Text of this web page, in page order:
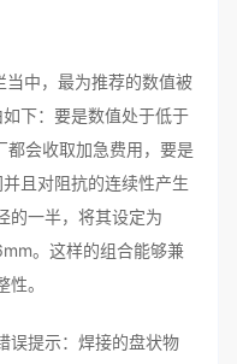
当中，最为推荐的数值被
下：要是数值处于低于
会收取加急费用，要是
且对阻抗的连续性产生
的一半，将其设定为
。这样的组合能够兼
。
误提示：焊接的盘状物